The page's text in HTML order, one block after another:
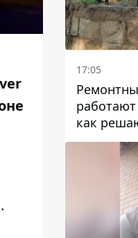
17:05
работают
как
водой в
громаде